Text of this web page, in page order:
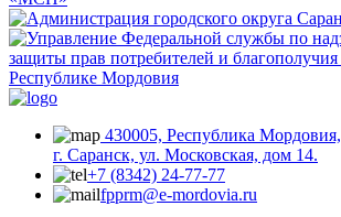
430005, Республика Мордовия,
г. Саранск, ул. Московская, дом 14.
+7 (8342) 24-77-77
fpprm@e-mordovia.ru